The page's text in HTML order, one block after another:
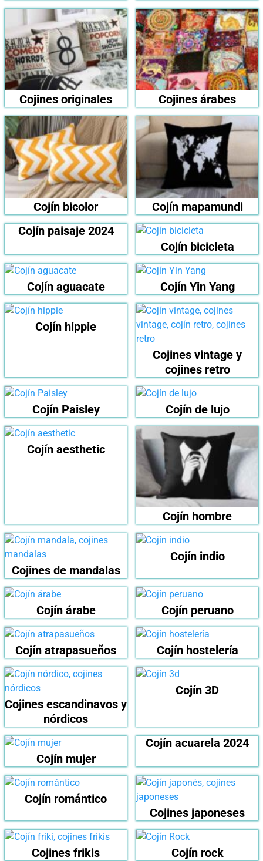
Cojines originales Cojines árabes
Cojín bicolor
Cojín mapamundi
Cojín paisaje 2024
Cojín bicicleta
Cojín aguacate Cojín Yin Yang
Cojín hippie
Cojines vintage y
cojines retro
Cojín Paisley Cojín de lujo
Cojín aesthetic
Cojín hombre
Cojines de mandalas
Cojín indio
Cojín árabe Cojín peruano
Cojín atrapasueños Cojín hostelería
Cojines escandinavos y
nórdicos
Cojín 3D
Cojín mujer
Cojín acuarela 2024
Cojín romántico
Cojines japoneses
Cojines frikis Cojín rock